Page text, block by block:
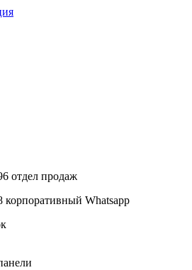
отдел продаж
корпоративный Whatsapp